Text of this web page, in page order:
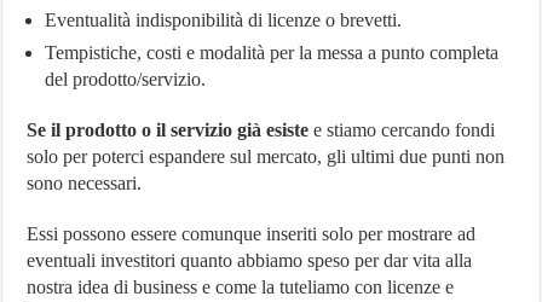
Eventualità indisponibilità di licenze o brevetti.
Tempistiche, costi e modalità per la messa a punto completa
del prodotto/servizio.
Se il prodotto o il servizio già esiste e stiamo cercando fondi
solo per poterci espandere sul mercato, gli ultimi due punti non
sono necessari.
Essi possono essere comunque inseriti solo per mostrare ad
eventuali investitori quanto abbiamo speso per dar vita alla
nostra idea di business e come la tuteliamo con licenze e